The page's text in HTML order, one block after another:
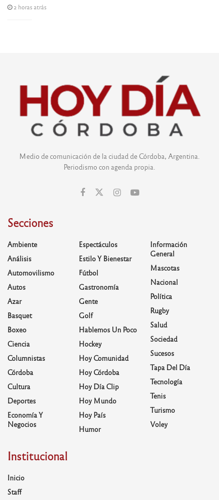
2 horas atrás
Medio de comunicación de la ciudad de Córdoba, Argentina.
Periodismo con agenda propia.
Secciones
Ambiente
Análisis
Automovilismo
Autos
Azar
Basquet
Boxeo
Ciencia
Columnistas
Córdoba
Cultura
Deportes
Economía Y
Negocios
Espectáculos
Estilo Y Bienestar
Fútbol
Gastronomía
Gente
Golf
Hablemos Un Poco
Hockey
Hoy Comunidad
Hoy Córdoba
Hoy Día Clip
Hoy Mundo
Hoy País
Humor
Información
General
Mascotas
Nacional
Política
Rugby
Salud
Sociedad
Sucesos
Tapa Del Día
Tecnología
Tenis
Turismo
Voley
Institucional
Inicio
Staff